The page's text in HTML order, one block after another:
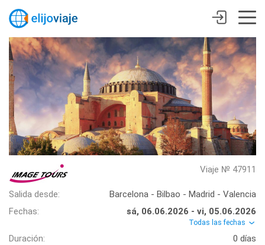
Viaje № 47911
Salida desde:
Barcelona - Bilbao - Madrid - Valencia
Fechas:
sá, 06.06.2026 - vi, 05.06.2026
Todas las fechas
Duración:
0 días